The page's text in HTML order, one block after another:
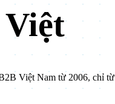
Việt
Việt Nam từ 2006, chỉ từ